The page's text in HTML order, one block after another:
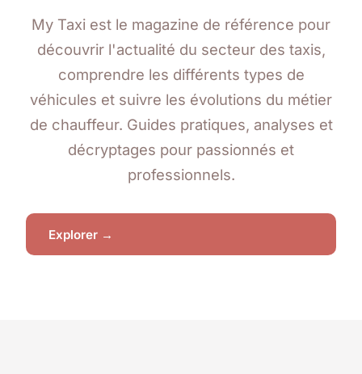
My Taxi est le magazine de référence pour
découvrir l'actualité du secteur des taxis,
comprendre les différents types de
véhicules et suivre les évolutions du métier
de chauffeur. Guides pratiques, analyses et
décryptages pour passionnés et
professionnels.
Explorer →